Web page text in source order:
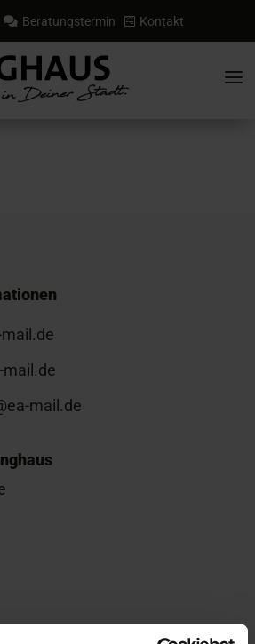
 Beratungstermin  Kontakt
a
mail.de
mail.de